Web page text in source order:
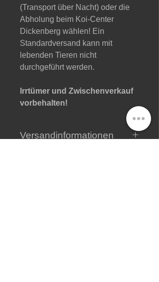
(Transport über Nacht) oder die
Abholung beim Koi-Center
Dickenberg wählen! Ein
Standardversand kann mit
lebenden Tieren nicht
durchgeführt werden.
Irrtümer und Zwischenverkauf
vorbehalten!
Versandinformationen